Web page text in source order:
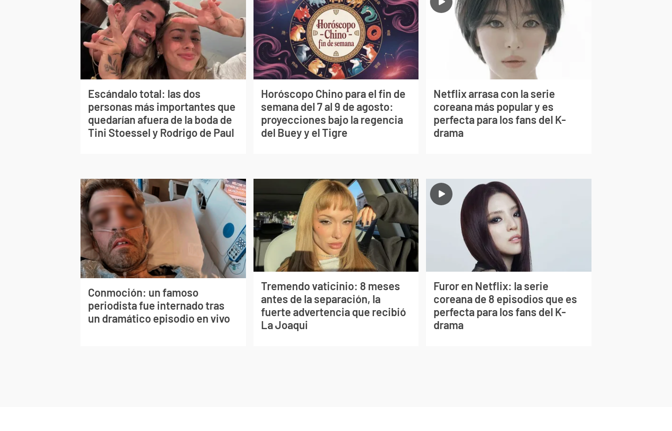
Escándalo total: las dos
personas más importantes que
quedarían afuera de la boda de
Tini Stoessel y Rodrigo de Paul
Horóscopo Chino para el fin de
semana del 7 al 9 de agosto:
proyecciones bajo la regencia
del Buey y el Tigre
Netflix arrasa con la serie
coreana más popular y es
perfecta para los fans del K-
drama
Conmoción: un famoso
periodista fue internado tras
un dramático episodio en vivo
Tremendo vaticinio: 8 meses
antes de la separación, la
fuerte advertencia que recibió
La Joaqui
Furor en Netflix: la serie
coreana de 8 episodios que es
perfecta para los fans del K-
drama